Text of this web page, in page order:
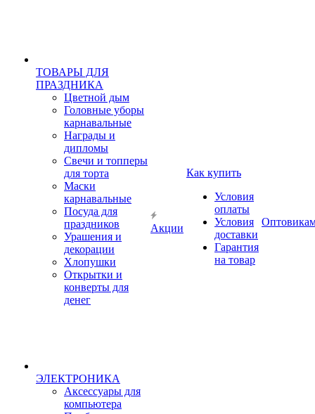
ТОВАРЫ ДЛЯ
ПРАЗДНИКА
Цветной дым
Головные уборы
карнавальные
Награды и
дипломы
Свечи и топперы
для торта
Маски
карнавальные
Посуда для
праздников
Урашения и
декорации
Хлопушки
Открытки и
конверты для
денег
ЭЛЕКТРОНИКА
Аксессуары для
компьютера
Акции
Как купить
Условия
оплаты
Условия
доставки
Гарантия
на товар